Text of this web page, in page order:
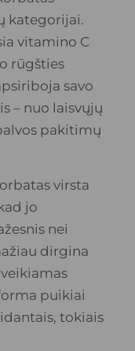
kategorijai.
vitamino C
rūgšties
savo
– nuo ​​laisvųjų
pakitimų
virsta
jo
nei
dirgina
puikiai
tokiais